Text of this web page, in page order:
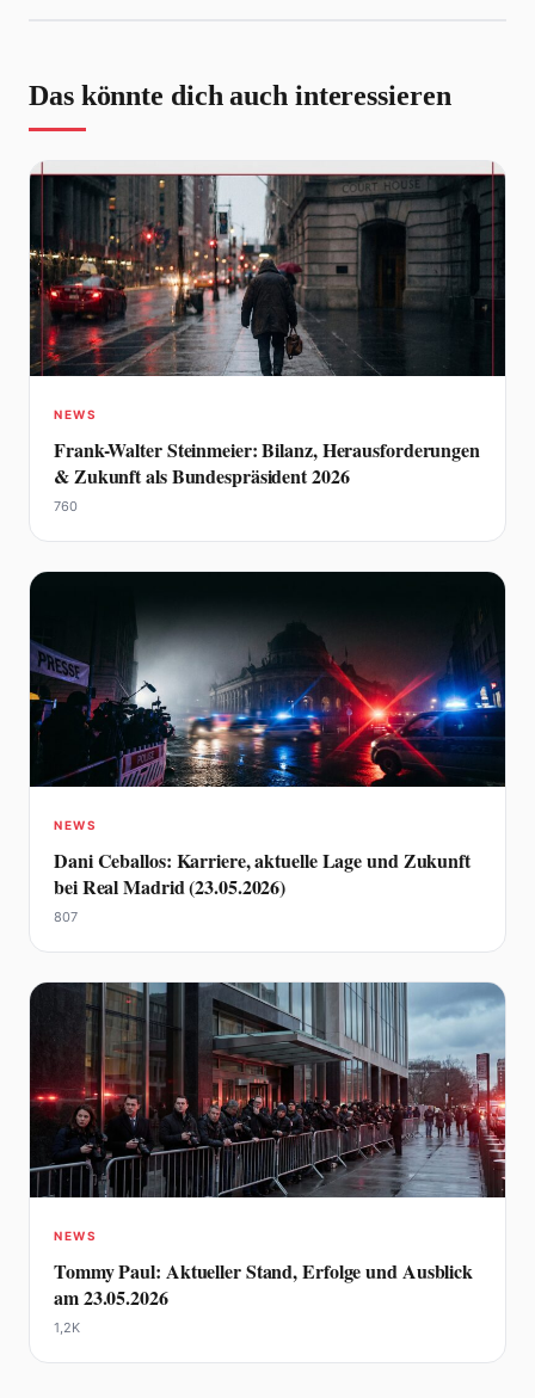
Das könnte dich auch interessieren
NEWS
Frank-Walter Steinmeier: Bilanz, Herausforderungen
& Zukunft als Bundespräsident 2026
760
NEWS
Dani Ceballos: Karriere, aktuelle Lage und Zukunft
bei Real Madrid (23.05.2026)
807
NEWS
Tommy Paul: Aktueller Stand, Erfolge und Ausblick
am 23.05.2026
1,2K